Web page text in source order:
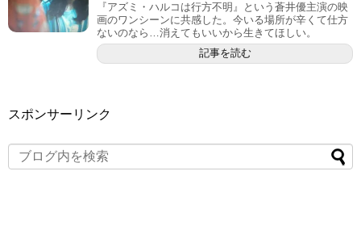
『アズミ・ハルコは行方不明』という蒼井優主演の映
画のワンシーンに共感した。今いる場所が辛くて仕方
ないのなら…消えてもいいから生きてほしい。
記事を読む
スポンサーリンク